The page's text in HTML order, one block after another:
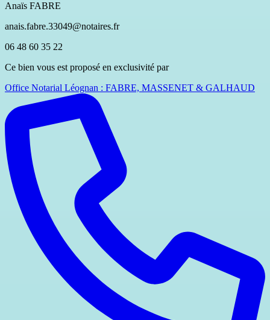
Anaïs FABRE
anais.fabre.33049@notaires.fr
06 48 60 35 22
Ce bien vous est proposé en exclusivité par
Office Notarial Léognan : FABRE, MASSENET & GALHAUD